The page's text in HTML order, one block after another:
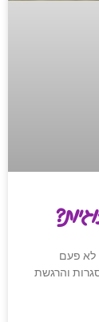
לא פעם
והרגשת